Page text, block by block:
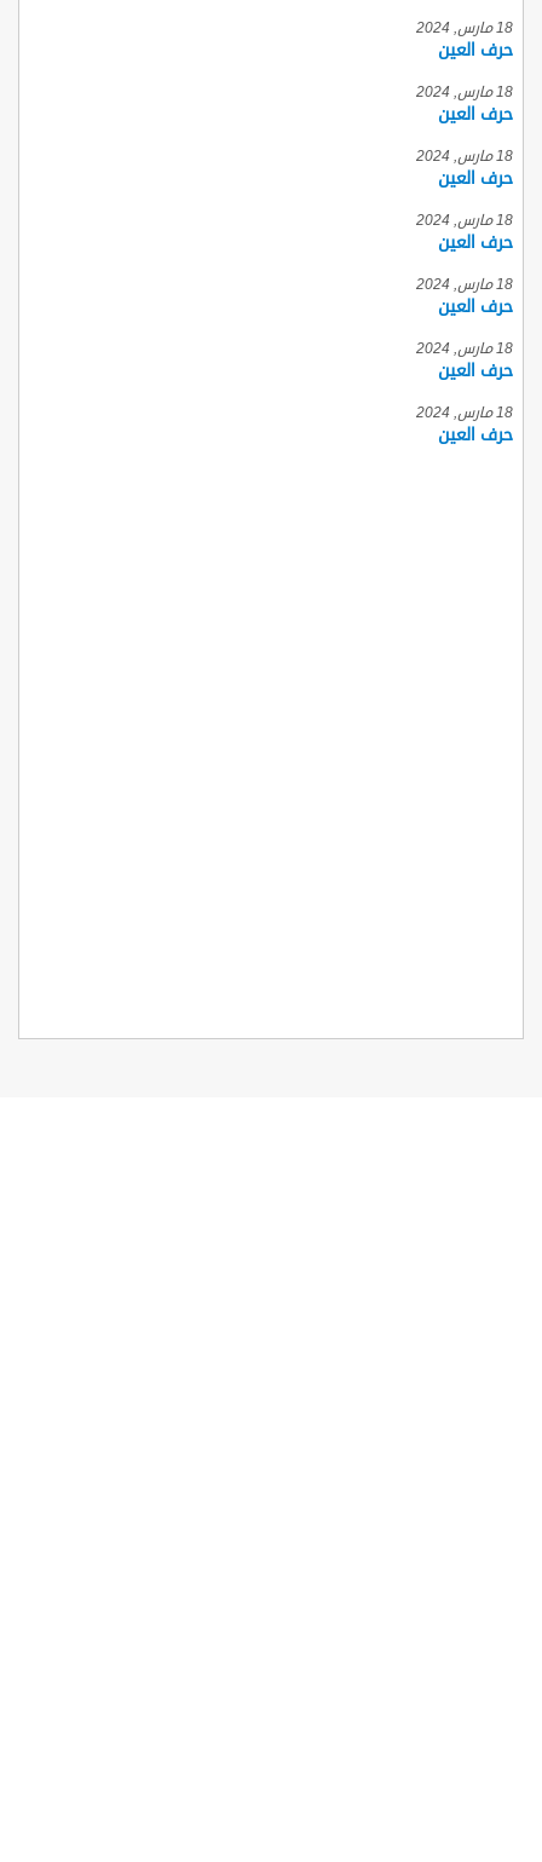
18 مارس, 2024
حرف العين
18 مارس, 2024
حرف العين
18 مارس, 2024
حرف العين
18 مارس, 2024
حرف العين
18 مارس, 2024
حرف العين
18 مارس, 2024
حرف العين
18 مارس, 2024
حرف العين